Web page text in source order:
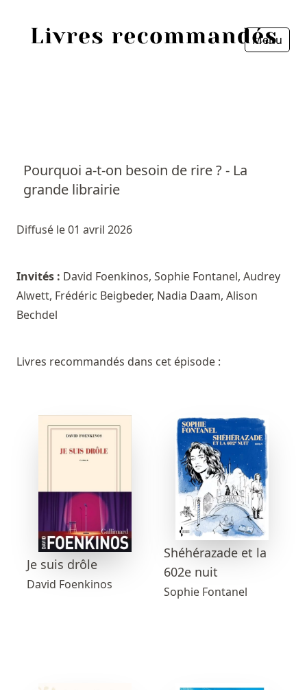
Menu
Pourquoi a-t-on besoin de rire ? - La
grande librairie
Diffusé le 01 avril 2026
Invités : David Foenkinos, Sophie Fontanel, Audrey
Alwett, Frédéric Beigbeder, Nadia Daam, Alison
Bechdel
Livres recommandés dans cet épisode :
Je suis drôle
David Foenkinos
Shéhérazade et la
602e nuit
Sophie Fontanel
Personnes
Livres
Prix littéraires
Fermer